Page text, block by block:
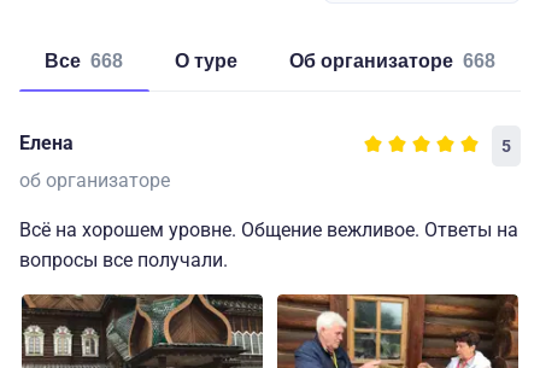
Все 668 о туре об организаторе 668
Елена 5
об организаторе
Всё на хорошем уровне. Общение вежливое. Ответы на
вопросы все получали.